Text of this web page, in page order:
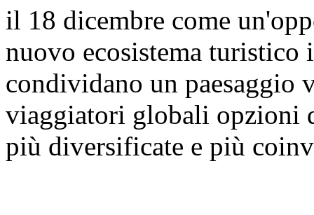
il 18 dicembre come
nuovo ecosistema
condividano un paesaggio
viaggiatori globali opzioni
più diversificate e più